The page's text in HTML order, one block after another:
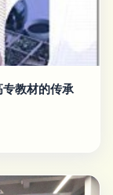
专教材的传承